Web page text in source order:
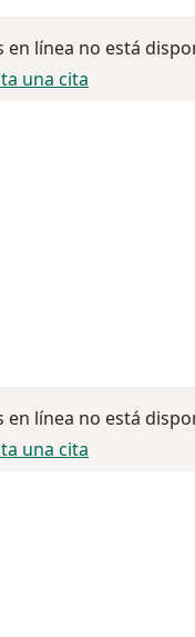
en línea no está
una cita
en línea no está
una cita